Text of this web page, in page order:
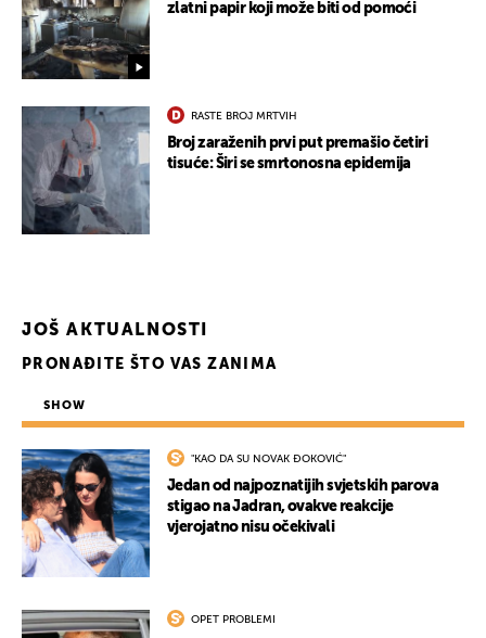
zlatni papir koji može biti od pomoći
RASTE BROJ MRTVIH
Broj zaraženih prvi put premašio četiri
tisuće: Širi se smrtonosna epidemija
JOŠ AKTUALNOSTI
PRONAĐITE ŠTO VAS ZANIMA
SHOW
"KAO DA SU NOVAK ĐOKOVIĆ"
Jedan od najpoznatijih svjetskih parova
stigao na Jadran, ovakve reakcije
vjerojatno nisu očekivali
OPET PROBLEMI